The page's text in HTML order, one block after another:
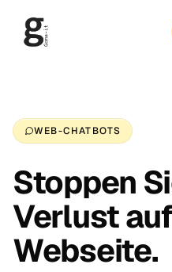
WEB-CHATBOTS
Stoppen
Verlust
Webseite.